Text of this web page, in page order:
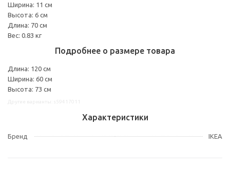
Ширина: 11 см
Высота: 6 см
Длина: 70 см
Вес: 0.83 кг
Подробнее о размере товара
Длина: 120 см
Ширина: 60 см
Высота: 73 см
Характеристики
Бренд IKEA